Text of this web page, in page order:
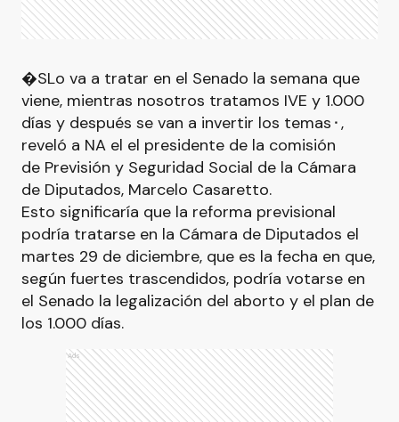
�SLo va a tratar en el Senado la semana que
viene, mientras nosotros tratamos IVE y 1.000
días y después se van a invertir los temas⬝,
reveló a NA el el presidente de la comisión
de Previsión y Seguridad Social de la Cámara
de Diputados, Marcelo Casaretto.
Esto significaría que la reforma previsional
podría tratarse en la Cámara de Diputados el
martes 29 de diciembre, que es la fecha en que,
según fuertes trascendidos, podría votarse en
el Senado la legalización del aborto y el plan de
los 1.000 días.
Ads